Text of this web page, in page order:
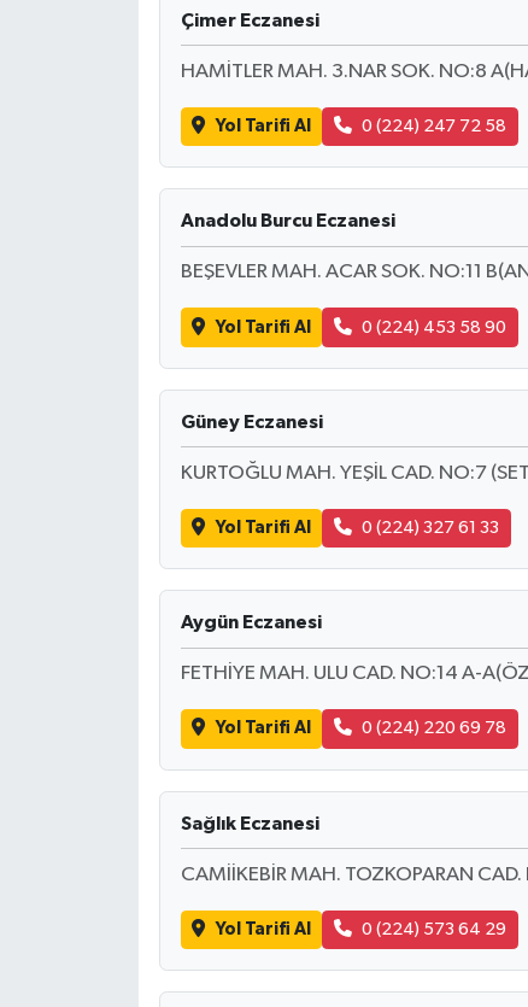
Çimer Eczanesi
HAMİTLER MAH. 3.NAR SOK. NO:8
Yol Tarifi Al 0 (224) 247 72 58
Anadolu Burcu Eczanesi
BEŞEVLER MAH. ACAR SOK. NO:11
Yol Tarifi Al 0 (224) 453 58 90
Güney Eczanesi
KURTOĞLU MAH. YEŞİL CAD. NO:7
Yol Tarifi Al 0 (224) 327 61 33
Aygün Eczanesi
FETHİYE MAH. ULU CAD. NO:14 A-
Yol Tarifi Al 0 (224) 220 69 78
Sağlık Eczanesi
CAMİİKEBİR MAH. TOZKOPARAN CAD.
Yol Tarifi Al 0 (224) 573 64 29
SEÇİM 2015
BİLİM VE TEKNOLOJİ
HABERDE İNSAN